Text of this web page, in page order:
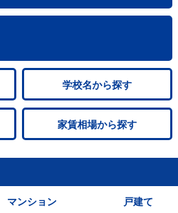
学校名から探す
家賃相場から探す
マンション 戸建て